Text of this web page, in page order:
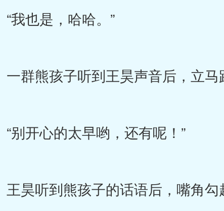
“我也是，哈哈。”
一群熊孩子听到王昊声音后，立马
“别开心的太早哟，还有呢！”
王昊听到熊孩子的话语后，嘴角勾